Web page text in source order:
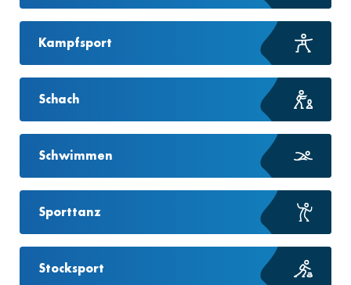
Kampfsport
Schach
Schwimmen
Sporttanz
Stocksport